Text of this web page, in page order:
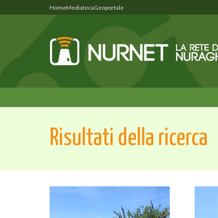
HomeMediatecaGeoportale
Risultati della ricerca